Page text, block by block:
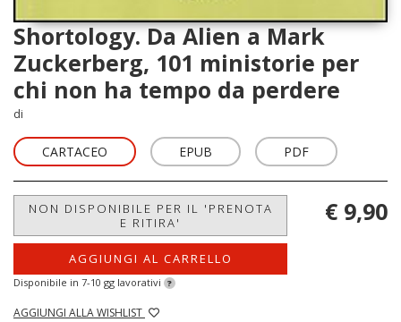
Shortology. Da Alien a Mark
Zuckerberg, 101 ministorie per
chi non ha tempo da perdere
di
CARTACEO EPUB PDF
NON DISPONIBILE PER IL 'PRENOTA
E RITIRA'
AGGIUNGI AL CARRELLO
Disponibile in 7-10 gg lavorativi ?
AGGIUNGI ALLA WISHLIST
€ 9,90